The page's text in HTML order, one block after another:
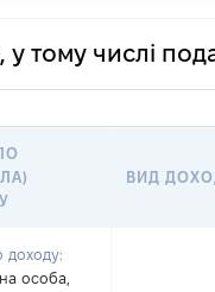
у тому числі
ВИД
доходу:
особа,